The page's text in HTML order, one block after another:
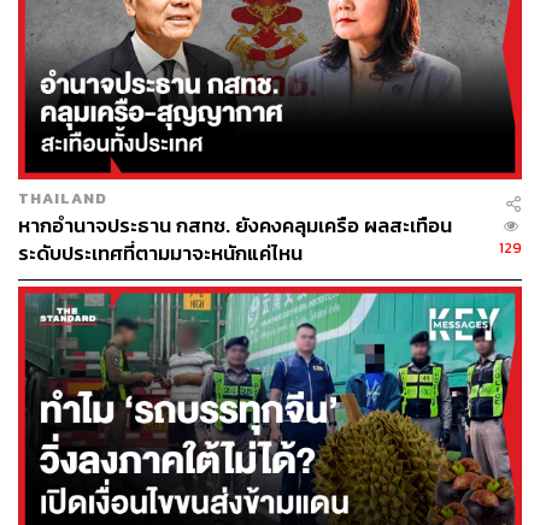
ทั้งเซอร์เบียและคอซอวอต่างยังไม่ได้เป็นสมาชิก EU ด้วยกัน
ทั้งคู่ แต่เซอร์เบียได้ยื่นเอกสารแสดงความจำนงที่ต้องการจะ
สมัครเข้าเป็นสมาชิก EU มาตั้งแต่ปี 2012 ขณะที่ทางการคอ
ซอวอชี้ว่า คอซอวอเองก็จะดำเนินการยื่นใบสมัครเข้าเป็น
สมาชิก EU ภายในปี 2022
‘ป้ายทะเบียนรถ’ กลายเป็นชนวนเหตุของความ
ขัดแย้งได้อย่างไร
ความขัดแย้งระหว่างรัฐบาลคอซอวอที่มีเชื้อสายแอลเบเนีย
นกับชนกลุ่มน้อยชาวเซิร์บภายในประเทศดำเนินมาอย่างต่อ
เนื่องหลายทศวรรษ และปะทุขึ้นอีกครั้งเมื่อราวๆ เดือน
สิงหาคมที่ผ่านมา หลังจากที่รัฐบาลคอซอวอต้องการให้ชาว
เซิร์บในคอซอวอเปลี่ยนป้ายทะเบียนรถ จากป้ายที่เคยออกให้
โดยรัฐบาลเซอร์เบีย มาเป็นป้ายทะเบียนที่ออกให้โดยรัฐบาล
คอซอวอเท่านั้น
THAILAND
หากอำนาจประธาน กสทช. ยังคงคลุมเครือ ผลสะเทือน
ระดับประเทศที่ตามมาจะหนักแค่ไหน
129